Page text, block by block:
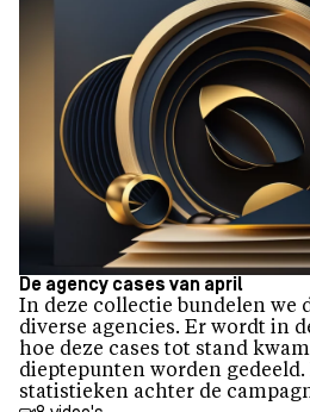
De agency cases van april
In deze collectie bundelen we
diverse agencies. Er wordt in
hoe deze cases tot stand
dieptepunten worden gedeeld.
statistieken achter de